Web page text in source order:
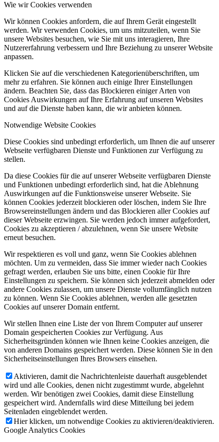
Wie wir Cookies verwenden
Wir können Cookies anfordern, die auf Ihrem Gerät eingestellt
werden. Wir verwenden Cookies, um uns mitzuteilen, wenn Sie
unsere Websites besuchen, wie Sie mit uns interagieren, Ihre
Nutzererfahrung verbessern und Ihre Beziehung zu unserer Website
anpassen.
Klicken Sie auf die verschiedenen Kategorienüberschriften, um
mehr zu erfahren. Sie können auch einige Ihrer Einstellungen
ändern. Beachten Sie, dass das Blockieren einiger Arten von
Cookies Auswirkungen auf Ihre Erfahrung auf unseren Websites
und auf die Dienste haben kann, die wir anbieten können.
Notwendige Website Cookies
Diese Cookies sind unbedingt erforderlich, um Ihnen die auf unserer
Webseite verfügbaren Dienste und Funktionen zur Verfügung zu
stellen.
Da diese Cookies für die auf unserer Webseite verfügbaren Dienste
und Funktionen unbedingt erforderlich sind, hat die Ablehnung
Auswirkungen auf die Funktionsweise unserer Webseite. Sie
können Cookies jederzeit blockieren oder löschen, indem Sie Ihre
Browsereinstellungen ändern und das Blockieren aller Cookies auf
dieser Webseite erzwingen. Sie werden jedoch immer aufgefordert,
Cookies zu akzeptieren / abzulehnen, wenn Sie unsere Website
erneut besuchen.
Wir respektieren es voll und ganz, wenn Sie Cookies ablehnen
möchten. Um zu vermeiden, dass Sie immer wieder nach Cookies
gefragt werden, erlauben Sie uns bitte, einen Cookie für Ihre
Einstellungen zu speichern. Sie können sich jederzeit abmelden oder
andere Cookies zulassen, um unsere Dienste vollumfänglich nutzen
zu können. Wenn Sie Cookies ablehnen, werden alle gesetzten
Cookies auf unserer Domain entfernt.
Wir stellen Ihnen eine Liste der von Ihrem Computer auf unserer
Domain gespeicherten Cookies zur Verfügung. Aus
Sicherheitsgründen können wie Ihnen keine Cookies anzeigen, die
von anderen Domains gespeichert werden. Diese können Sie in den
Sicherheitseinstellungen Ihres Browsers einsehen.
Aktivieren, damit die Nachrichtenleiste dauerhaft ausgeblendet
wird und alle Cookies, denen nicht zugestimmt wurde, abgelehnt
werden. Wir benötigen zwei Cookies, damit diese Einstellung
gespeichert wird. Andernfalls wird diese Mitteilung bei jedem
Seitenladen eingeblendet werden.
Hier klicken, um notwendige Cookies zu aktivieren/deaktivieren.
Google Analytics Cookies